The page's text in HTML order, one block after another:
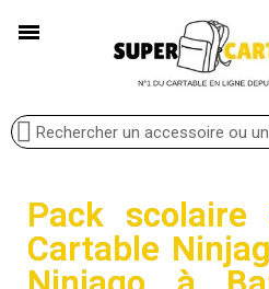
Pack scolaire
Cartable